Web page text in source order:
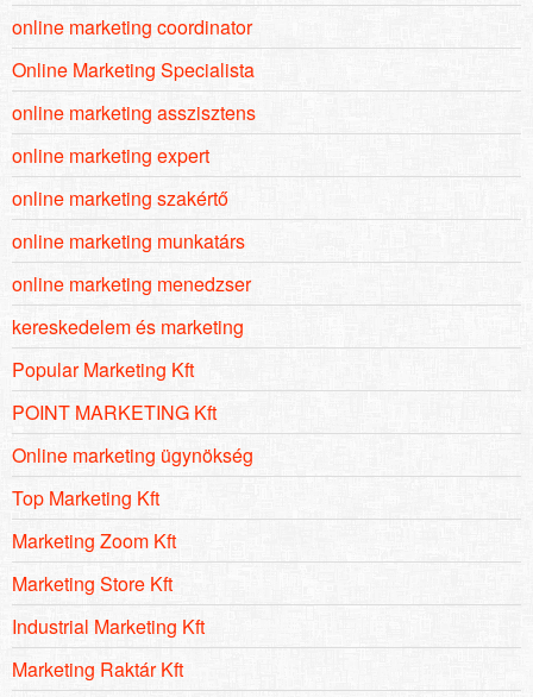
online marketing coordinator
Online Marketing Specialista
online marketing asszisztens
online marketing expert
online marketing szakértő
online marketing munkatárs
online marketing menedzser
kereskedelem és marketing
Popular Marketing Kft
POINT MARKETING Kft
Online marketing ügynökség
Top Marketing Kft
Marketing Zoom Kft
Marketing Store Kft
Industrial Marketing Kft
Marketing Raktár Kft